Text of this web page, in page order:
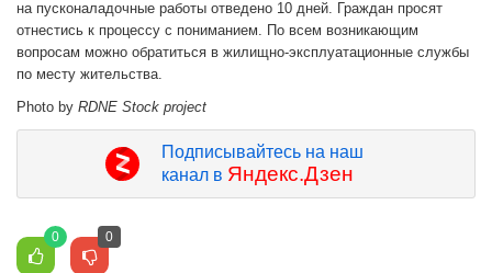
на пусконаладочные работы отведено 10 дней. Граждан просят
отнестись к процессу с пониманием. По всем возникающим
вопросам можно обратиться в жилищно-эксплуатационные службы
по месту жительства.
Photo by RDNE Stock project
Подписывайтесь на наш
канал в Яндекс.Дзен
0 0